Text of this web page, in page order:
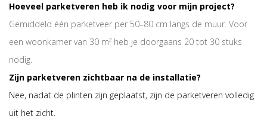
Hoeveel parketveren heb ik nodig voor mijn project?
Gemiddeld één parketveer per 50–80 cm langs de muur. Voor
een woonkamer van 30 m² heb je doorgaans 20 tot 30 stuks
nodig.
Zijn parketveren zichtbaar na de installatie?
Nee, nadat de plinten zijn geplaatst, zijn de parketveren volledig
uit het zicht.